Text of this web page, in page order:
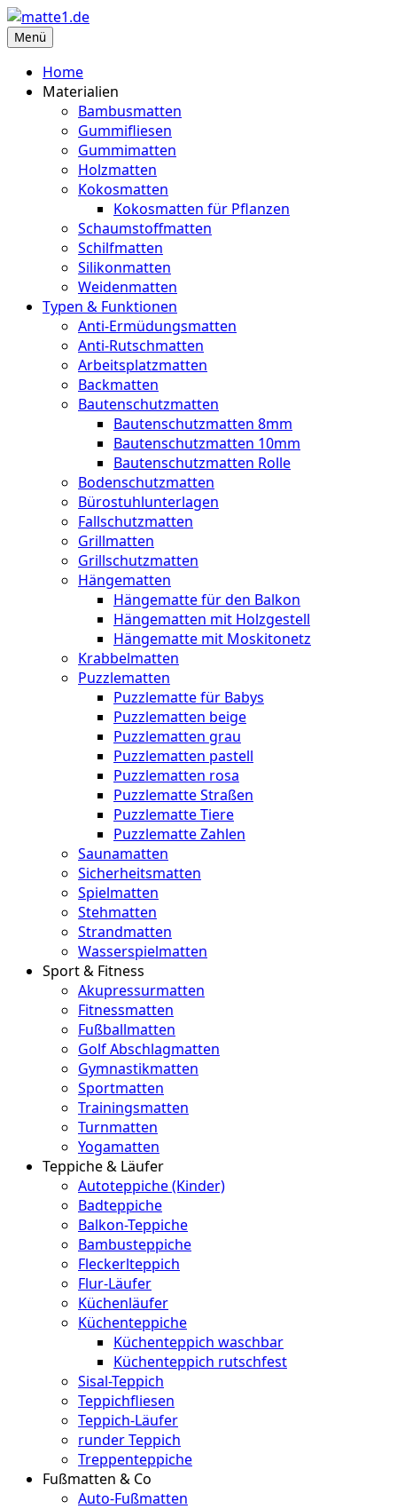
Zum
Inhalt
matte1.de
Deine Infoseite für Matten aller Art
Menü
Home
Materialien
Bambusmatten
Gummifliesen
Gummimatten
Holzmatten
Kokosmatten
Kokosmatten für Pflanzen
Schaumstoffmatten
Schilfmatten
Silikonmatten
Weidenmatten
Typen & Funktionen
Anti-Ermüdungsmatten
Anti-Rutschmatten
Arbeitsplatzmatten
Backmatten
Bautenschutzmatten
Bautenschutzmatten 8mm
Bautenschutzmatten 10mm
Bautenschutzmatten Rolle
Bodenschutzmatten
Bürostuhlunterlagen
Fallschutzmatten
Grillmatten
Grillschutzmatten
Hängematten
Hängematte für den Balkon
Hängematten mit Holzgestell
Hängematte mit Moskitonetz
Krabbelmatten
Puzzlematten
Puzzlematte für Babys
Puzzlematten beige
Puzzlematten grau
Puzzlematten pastell
Puzzlematten rosa
Puzzlematte Straßen
Puzzlematte Tiere
Puzzlematte Zahlen
Saunamatten
Sicherheitsmatten
Spielmatten
Stehmatten
Strandmatten
Wasserspielmatten
Sport & Fitness
Akupressurmatten
Fitnessmatten
Fußballmatten
Golf Abschlagmatten
Gymnastikmatten
Sportmatten
Trainingsmatten
Turnmatten
Yogamatten
Teppiche & Läufer
Autoteppiche (Kinder)
Badteppiche
Balkon-Teppiche
Bambusteppiche
Fleckerlteppich
Flur-Läufer
Küchenläufer
Küchenteppiche
Küchenteppich waschbar
Küchenteppich rutschfest
Sisal-Teppich
Teppichfliesen
Teppich-Läufer
runder Teppich
Treppenteppiche
Fußmatten & Co
Auto-Fußmatten